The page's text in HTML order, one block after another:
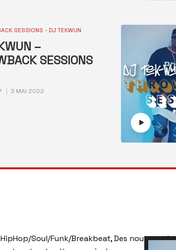
SESSIONS - DJ TEKWUN
–
SESSIONS
3 MAI 2022
Soul/Funk/Breakbeat, Des nouveautés,